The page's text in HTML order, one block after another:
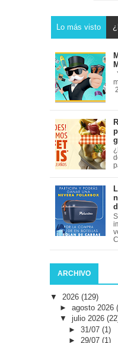
Lo más visto
ARCHIVO
▼ 2026 (129)
► agosto 2026
▼ julio 2026
►31/07(1)
► 29/07(1)